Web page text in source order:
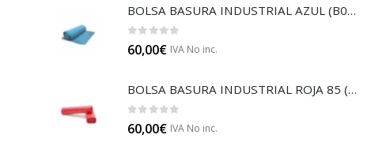
BOLSA BASURA INDUSTRIAL AZUL (B014A)
0out of 5
60,00€ IVA No inc.
BOLSA BASURA INDUSTRIAL ROJA 85 (B014)
0out of 5
60,00€ IVA No inc.